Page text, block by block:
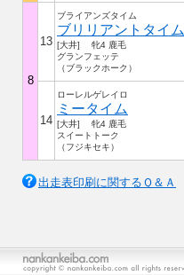
8
13
ブライアンズタイム
ブリリアントタイム
[大井] 牝4 鹿毛
グランフェッテ
（ブラックホーク）
14
ローレルゲレイロ
ミータイム
[大井] 牝4 鹿毛
スイートトーク
（フジキセキ）
出走表印刷に関するＱ＆Ａ